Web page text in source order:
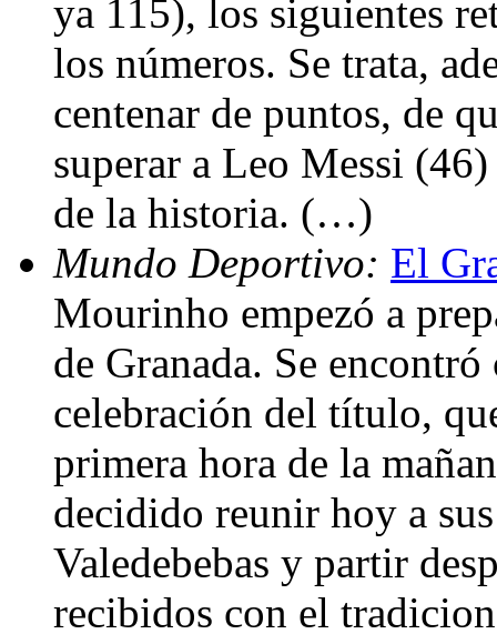
ya 115), los siguientes
los números. Se trata,
centenar de puntos, de
superar a Leo Messi
de la historia. (…)
Mundo Deportivo: El
Mourinho empezó a
de Granada. Se
celebración del título,
primera hora de la
decidido reunir hoy a
Valedebebas y partir
recibidos con el